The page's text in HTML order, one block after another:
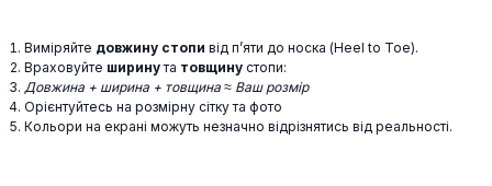
Виміряйте довжину стопи від п’яти до носка (Heel to Toe).
Враховуйте ширинута товщину стопи:
Довжина + ширина + товщина ≈ Ваш розмір
Орієнтуйтесь на розмірну сітку та фото
Кольори на екрані можуть незначно відрізнятись від реальності.